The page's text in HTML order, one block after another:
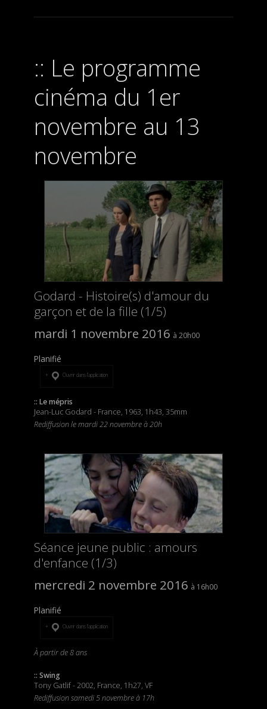
Le programme
cinéma du 1er
novembre au 13
novembre
Godard - Histoire(s) d'amour du
garçon et de la fille (1/5)
mardi 1 novembre 2016
20h00
Planifié
Ouvrir dans l’application
:: Le mépris
Jean-Luc Godard - France, 1963, 1h43, 35mm
Rediffusion le mardi 22 novembre à 20h
Séance jeune public : amours
d'enfance (1/3)
mercredi 2 novembre 2016
16h00
Planifié
Ouvrir dans l’application
À partir de 8 ans
:: Swing
Tony Gatlif - 2002, France, 1h27, VF
Rediffusion samedi 5 novembre à 17h